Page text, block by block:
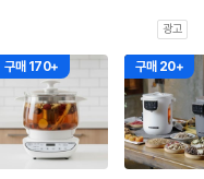
광고
구매 170+ 구매 20+